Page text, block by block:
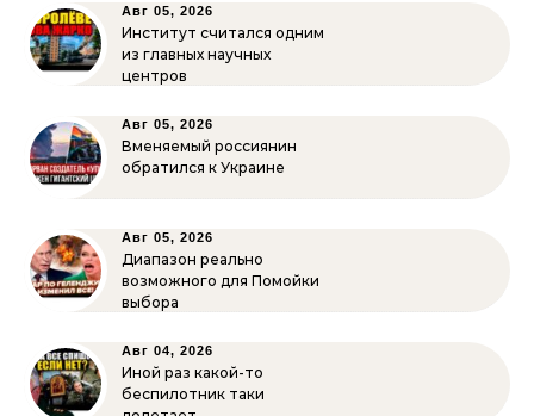
Авг 05, 2026
Институт считался одним
из главных научных
центров
Авг 05, 2026
Вменяемый россиянин
обратился к Украине
Авг 05, 2026
Диапазон реально
возможного для Помойки
выбора
Авг 04, 2026
Иной раз какой-то
беспилотник таки